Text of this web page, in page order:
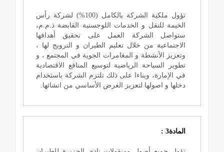
تؤول ملكية الشركة بالكامل (100%) لشركة رأس
الخيمة للنقل و الخدمات اللوجستية القابضة ذ.م.م،
ستواصل الشركة العمل على تحقيق أهدافها
الاجتماعية من خلال تعليم الطيران و الترويج لها ،
وتعزيز الأنشطة و المغامرات الجوية في المجتمع ، و
تطوير السياحة الرياضية لتوسيع المنافع الاقتصادية
في الإمارة، وبناءا على ذلك تلتزم الشركة باستخدام
دخلها و اصولها لتعزيز الغرض الأساسي من انشائها.
المادة3 :